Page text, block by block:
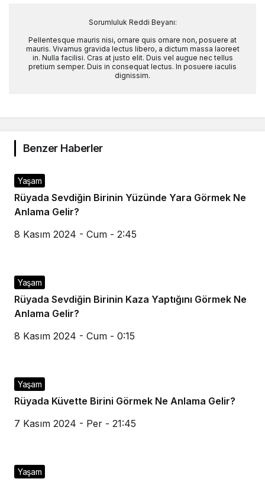
Sorumluluk Reddi Beyanı:
Pellentesque mauris nisi, ornare quis ornare non, posuere at
mauris. Vivamus gravida lectus libero, a dictum massa laoreet
in. Nulla facilisi. Cras at justo elit. Duis vel augue nec tellus
pretium semper. Duis in consequat lectus. In posuere iaculis
dignissim.
Benzer Haberler
Yaşam
Rüyada Sevdiğin Birinin Yüzünde Yara Görmek Ne
Anlama Gelir?
8 Kasım 2024 - Cum - 2:45
Yaşam
Rüyada Sevdiğin Birinin Kaza Yaptığını Görmek Ne
Anlama Gelir?
8 Kasım 2024 - Cum - 0:15
Yaşam
Rüyada Küvette Birini Görmek Ne Anlama Gelir?
7 Kasım 2024 - Per - 21:45
Yaşam